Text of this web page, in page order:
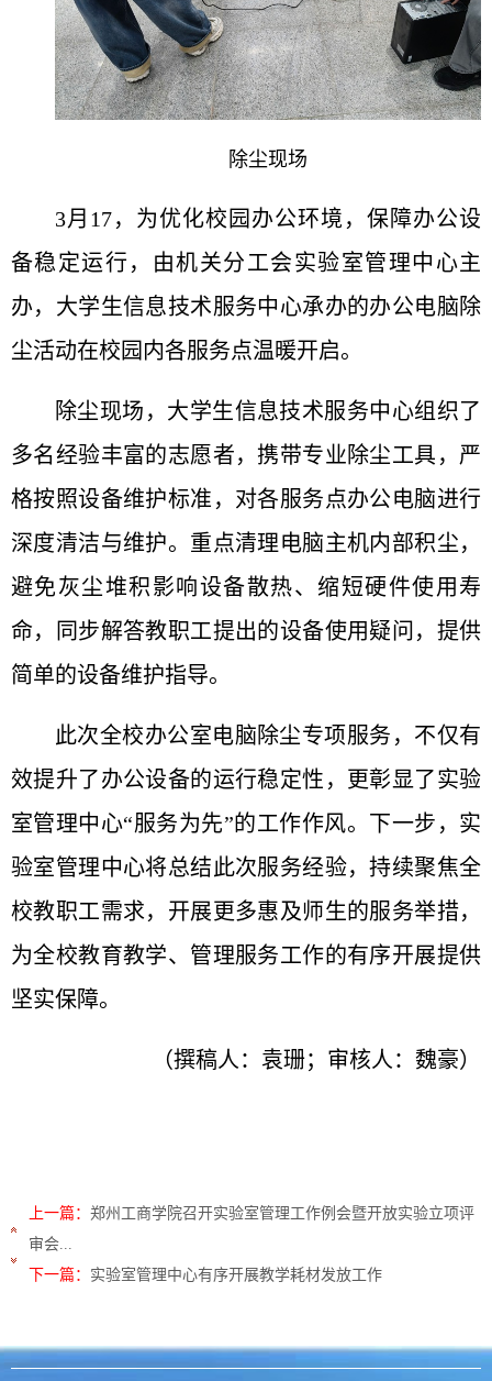
除尘现场
3月17，为优化校园办公环境，保障办公设
备稳定运行，由机关分工会实验室管理中心主
办，大学生信息技术服务中心承办的办公电脑除
尘活动在校园内各服务点温暖开启。
除尘现场，大学生信息技术服务中心组织了
多名经验丰富的志愿者，携带专业除尘工具，严
格按照设备维护标准，对各服务点办公电脑进行
深度清洁与维护。重点清理电脑主机内部积尘，
避免灰尘堆积影响设备散热、缩短硬件使用寿
命，同步解答教职工提出的设备使用疑问，提供
简单的设备维护指导。
此次全校办公室电脑除尘专项服务，不仅有
效提升了办公设备的运行稳定性，更彰显了实验
室管理中心“服务为先”的工作作风。下一步，实
验室管理中心将总结此次服务经验，持续聚焦全
校教职工需求，开展更多惠及师生的服务举措，
为全校教育教学、管理服务工作的有序开展提供
坚实保障。
（撰稿人：袁珊；审核人：魏豪）
上一篇： 郑州工商学院召开实验室管理工作例会暨开放实验立项评
审会...
下一篇： 实验室管理中心有序开展教学耗材发放工作